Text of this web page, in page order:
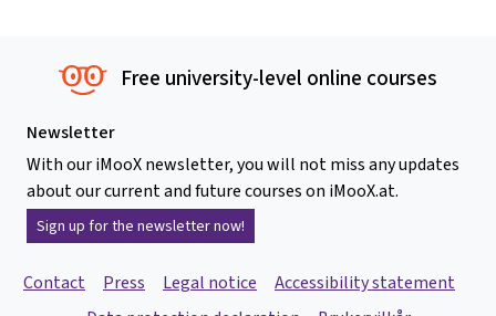
Free university-level online courses
Newsletter
With our iMooX newsletter, you will not miss any updates
about our current and future courses on iMooX.at.
Sign up for the newsletter now!
Contact Press Legal notice
Accessibility statement